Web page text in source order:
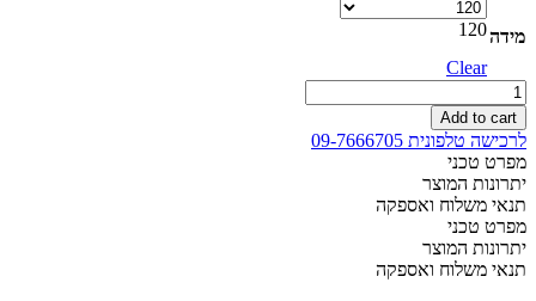
מידה120
Clear
ראש
מיטה
דגם
290
-
למיטה
וחצי
120
quantity
Add to cart
לרכישה טלפונית 09-7666705
מפרט טכני
יתרונות המוצר
תנאי משלוח ואספקה
מפרט טכני
יתרונות המוצר
תנאי משלוח ואספקה